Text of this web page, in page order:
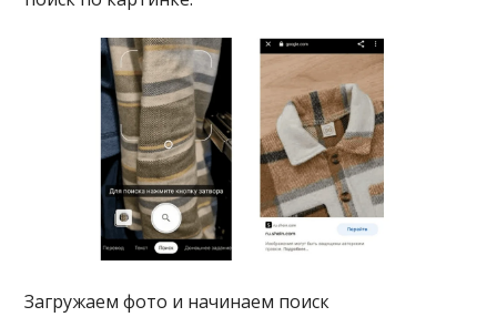
Загружаем фото и начинаем поиск